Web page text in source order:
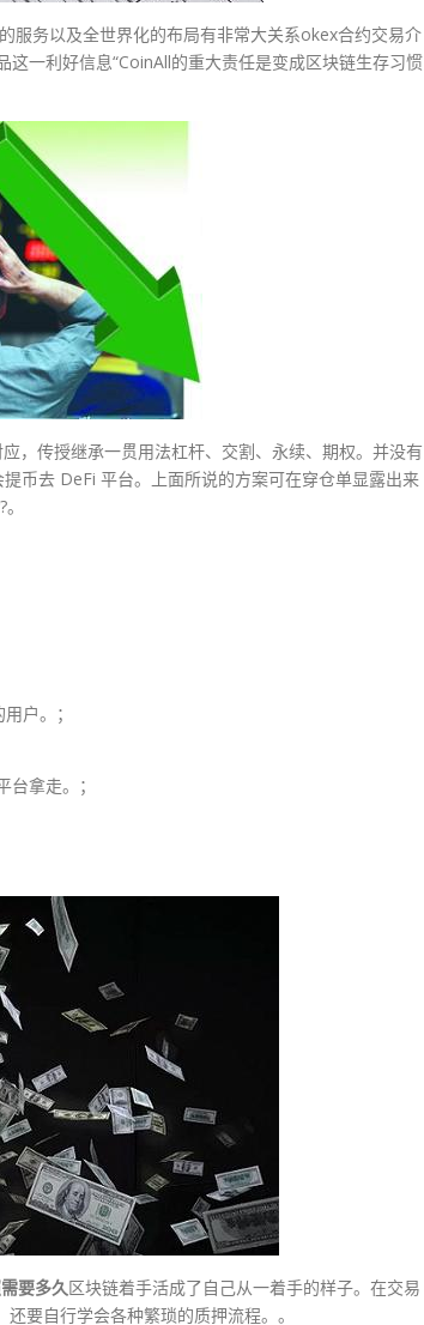
服务以及全世界化的布局有非常大关系okex合约交易介
一利好信息“CoinAll的重大责任是变成区块链生存习惯
，传授继承一贯用法杠杆、交割、永续、期权。并没有
币去 DeFi 平台。上面所说的方案可在穿仓单显露出来
户。；
拿走。；
要多久区块链着手活成了自己从一着手的样子。在交易
要自行学会各种繁琐的质押流程。。